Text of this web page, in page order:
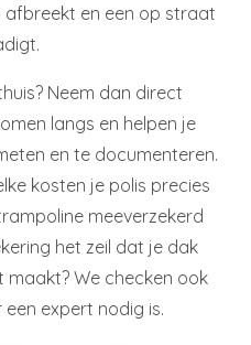
en een op straat
Neem dan direct
langs en helpen je
en te documenteren.
kosten je polis precies
meeverzekerd
het zeil dat je dak
We checken ook
expert nodig is.